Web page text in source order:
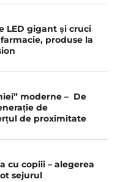
LED gigant şi cruci
produse la
moderne – De
de
de proximitate
cu copiii – alegerea
sejurul